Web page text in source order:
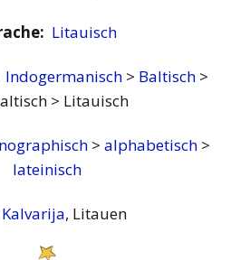
Litauisch
Indogermanisch > Baltisch >
> Litauisch
> alphabetisch >
lateinisch
Kalvarija, Litauen